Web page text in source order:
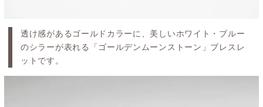
透け感があるゴールドカラーに、美しいホワイト・ブルー
のシラーが表れる「ゴールデンムーンストーン」ブレスレ
ットです。